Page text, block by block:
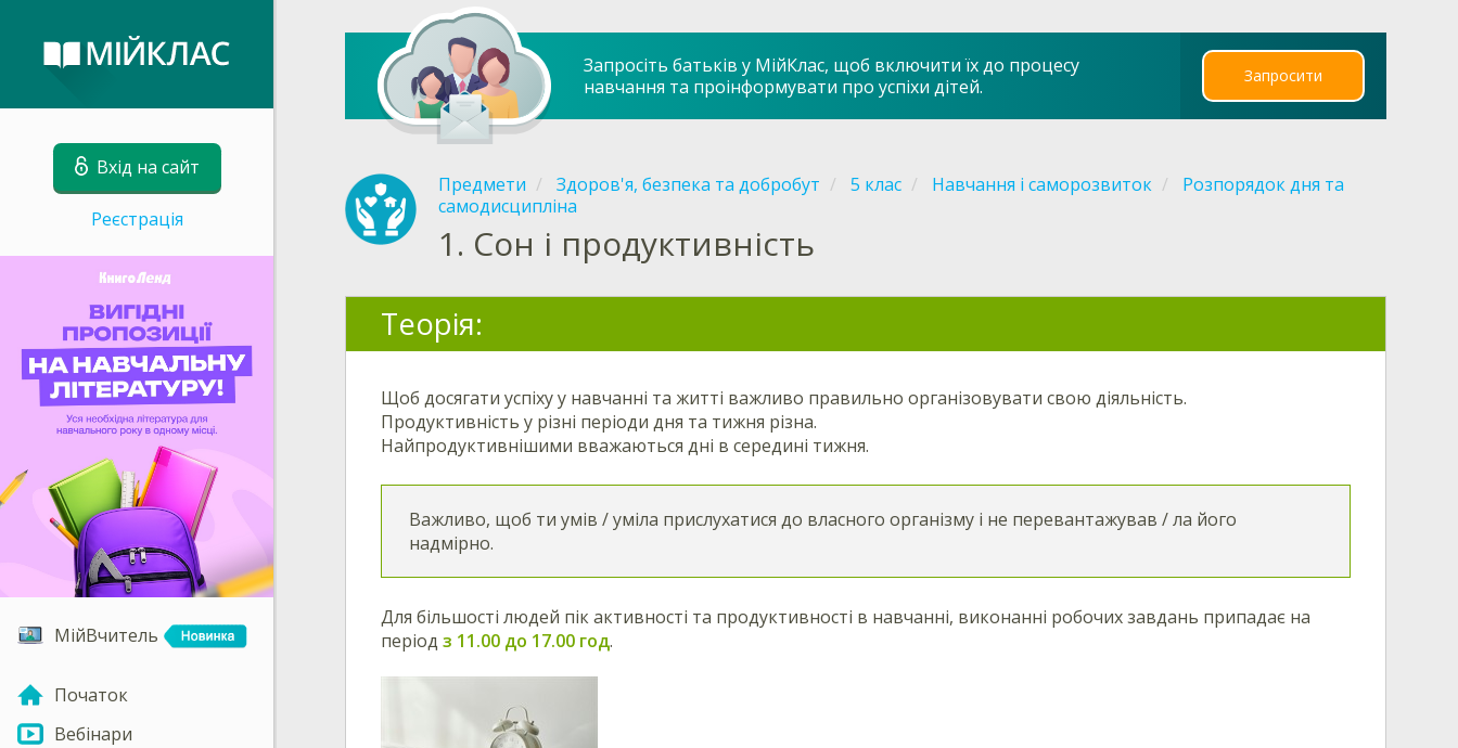
Вхід на сайт
Реєстрація
МійВчитель
Початок
Вебінари
Запросіть батьків у МійКлас, щоб включити їх до процесу
навчання та проінформувати про успіхи дітей.
Запросити
Предмети Здоров'я, безпека та добробут 5 клас Навчання і саморозвиток
Розпорядок дня та
самодисципліна
1. Сон і продуктивність
Теорія:
Щоб досягати успіху у навчанні та житті важливо правильно організовувати свою діяльність.
Продуктивність у різні періоди дня та тижня різна.
Найпродуктивнішими вважаються дні в середині тижня.
Важливо, щоб ти умів / уміла прислухатися до власного організму і не перевантажував / ла його
надмірно.
Для більшості людей пік активності та продуктивності в навчанні, виконанні робочих завдань припадає на
період з 11.00 до 17.00 год.